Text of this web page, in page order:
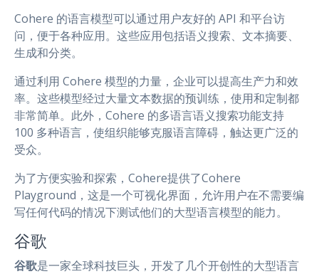
Cohere 的语言模型可以通过用户友好的 API 和平台访
问，便于各种应用。这些应用包括语义搜索、文本摘要、
生成和分类。
通过利用 Cohere 模型的力量，企业可以提高生产力和效
率。这些模型经过大量文本数据的预训练，使用和定制都
非常简单。此外，Cohere 的多语言语义搜索功能支持
100 多种语言，使组织能够克服语言障碍，触达更广泛的
受众。
为了方便实验和探索，Cohere提供了Cohere
Playground，这是一个可视化界面，允许用户在不需要编
写任何代码的情况下测试他们的大型语言模型的能力。
谷歌
谷歌是一家全球科技巨头，开发了几个开创性的大型语言